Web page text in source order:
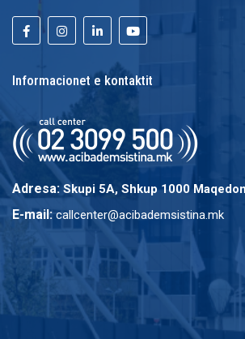
Informacionet e kontaktit
Adresa: Skupi 5A, Shkup 1000
E-mail: callcenter@acibademsistina.mk